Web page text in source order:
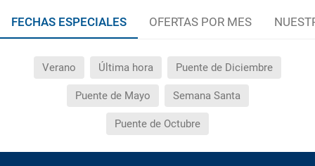
FECHAS ESPECIALES OFERTAS POR MES
Verano Última hora Puente de Diciembre
Puente de Mayo Semana Santa
Puente de Octubre